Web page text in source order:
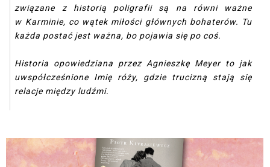
związane z historią poligrafii są na równi ważne
w Karminie, co wątek miłości głównych bohaterów. Tu
każda postać jest ważna, bo pojawia się po coś.
Historia opowiedziana przez Agnieszkę Meyer to jak
uwspółcześnione Imię róży, gdzie trucizną stają się
relacje między ludźmi.